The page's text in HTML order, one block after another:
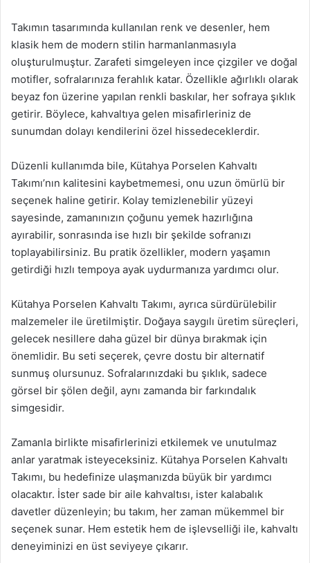
Takımın tasarımında kullanılan renk ve desenler, hem
klasik hem de modern stilin harmanlanmasıyla
oluşturulmuştur. Zarafeti simgeleyen ince çizgiler ve doğal
motifler, sofralarınıza ferahlık katar. Özellikle ağırlıklı olarak
beyaz fon üzerine yapılan renkli baskılar, her sofraya şıklık
getirir. Böylece, kahvaltıya gelen misafirleriniz de
sunumdan dolayı kendilerini özel hissedeceklerdir.
Düzenli kullanımda bile, Kütahya Porselen Kahvaltı
Takımı’nın kalitesini kaybetmemesi, onu uzun ömürlü bir
seçenek haline getirir. Kolay temizlenebilir yüzeyi
sayesinde, zamanınızın çoğunu yemek hazırlığına
ayırabilir, sonrasında ise hızlı bir şekilde sofranızı
toplayabilirsiniz. Bu pratik özellikler, modern yaşamın
getirdiği hızlı tempoya ayak uydurmanıza yardımcı olur.
Kütahya Porselen Kahvaltı Takımı, ayrıca sürdürülebilir
malzemeler ile üretilmiştir. Doğaya saygılı üretim süreçleri,
gelecek nesillere daha güzel bir dünya bırakmak için
önemlidir. Bu seti seçerek, çevre dostu bir alternatif
sunmuş olursunuz. Sofralarınızdaki bu şıklık, sadece
görsel bir şölen değil, aynı zamanda bir farkındalık
simgesidir.
Zamanla birlikte misafirlerinizi etkilemek ve unutulmaz
anlar yaratmak isteyeceksiniz. Kütahya Porselen Kahvaltı
Takımı, bu hedefinize ulaşmanızda büyük bir yardımcı
olacaktır. İster sade bir aile kahvaltısı, ister kalabalık
davetler düzenleyin; bu takım, her zaman mükemmel bir
seçenek sunar. Hem estetik hem de işlevselliği ile, kahvaltı
deneyiminizi en üst seviyeye çıkarır.